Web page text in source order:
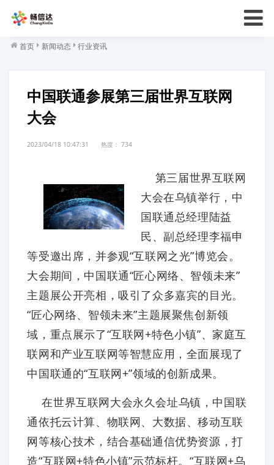
首页 新闻动态 行业资讯
中国联通参展第三届世界互联网
大会
2023/04/18 10:47:31 热度：734
第三届世界互联网
大会在乌镇举行，中
国联通总经理陆益
民、副总经理李福申
等受邀出席，并参观“互联网之光”博览会。
大会期间，中国联通“匠心网络、智领未来”
主题展公开亮相，吸引了众多嘉宾的目光。
“匠心网络、智领未来”主题展聚焦创新领
域，重点展示了“互联网+特色小镇”、家庭互
联网和产业互联网等智慧应用，全面展现了
中国联通的“互联网+”领域的创新成果。
在世界互联网大会永久会址乌镇，中国联
通依托云计算、物联网、大数据、移动互联
网等核心技术，结合基础通信优势资源，打
造“互联网+特色小镇”示范标杆。“互联网+乌